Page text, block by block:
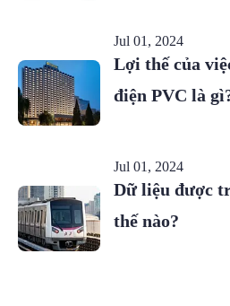
Jul 01, 2024
Lợi thế của
điện PVC là
Jul 01, 2024
Dữ liệu được
thế nào?